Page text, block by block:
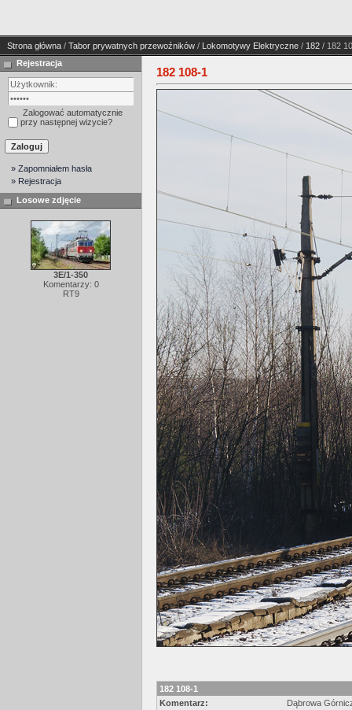
Strona główna / Tabor prywatnych przewoźników / Lokomotywy Elektryczne / 182 / 182
Rejestracja
Zalogować automatycznie
przy następnej wizycie?
» Zapomniałem hasła
» Rejestracja
Losowe zdjęcie
3E/1-350
Komentarzy: 0
RT9
182 108-1
182 108-1
Komentarz:
Dąbrowa